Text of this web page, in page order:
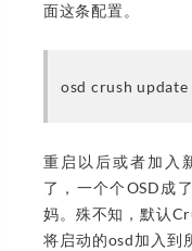
面这条配置。
osd crush
重启以后或者加入
了，一个个OSD成
妈。殊不知，默认
将启动的osd加入到